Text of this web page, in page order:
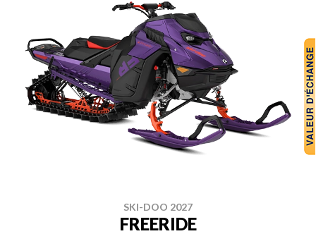
SKI-DOO 2027
FREERIDE